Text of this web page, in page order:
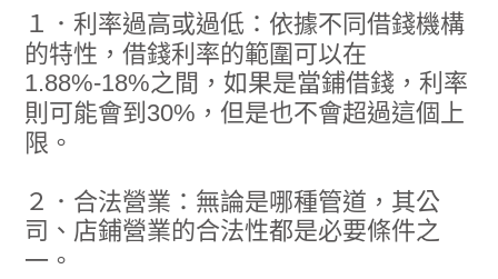
１．利率過高或過低：依據不同借錢機構
的特性，借錢利率的範圍可以在
1.88%-18%之間，如果是當鋪借錢，利率
則可能會到30%，但是也不會超過這個上
限。
２．合法營業：無論是哪種管道，其公
司、店鋪營業的合法性都是必要條件之
一。